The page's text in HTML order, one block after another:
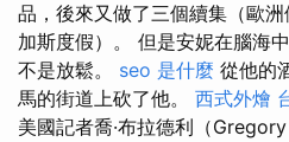
品，後來又做了三個續集（歐
加斯度假）。 但是安妮在腦海
不是放鬆。 seo 是什麼 從他的
馬的街道上砍了他。 西式外燴
美國記者喬·布拉德利（Gregory